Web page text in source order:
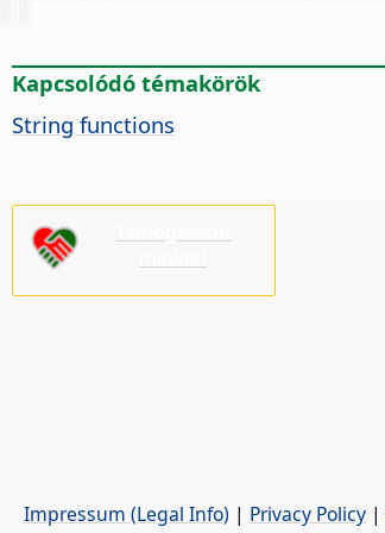
Kapcsolódó témakörök
String functions
Impressum (Legal Info) | Privacy Policy |